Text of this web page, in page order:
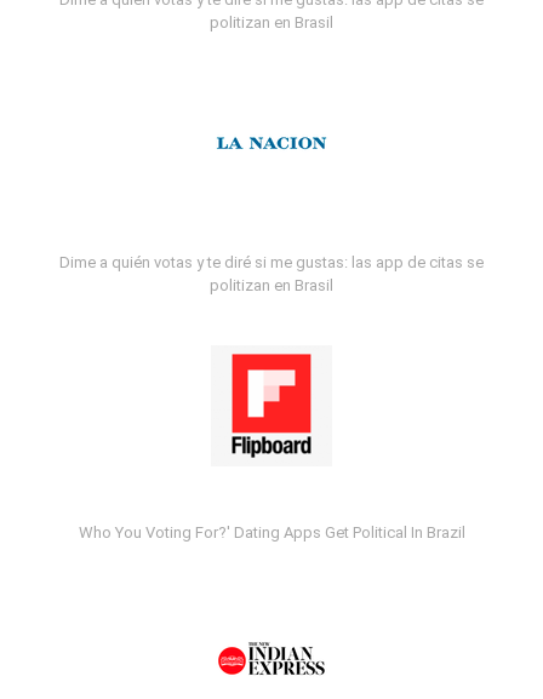
politizan en Brasil
Dime a quién votas y te diré si me gustas: las app de citas se
politizan en Brasil
Who You Voting For?' Dating Apps Get Political In Brazil